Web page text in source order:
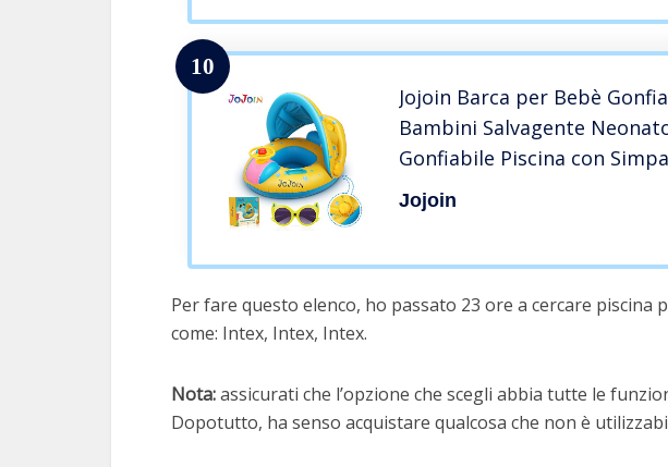
10
Jojoin Barca per Bebè
Bambini Salvagente
Gonfiabile Piscina con
Occhiali da Sole & Tettuccio
Gonfiabile per Mesi Toddler
Jojoin
Per fare questo elenco, ho passato 23 ore a cercare piscina
come: Intex, Intex, Intex.
Nota:assicurati che l’opzione che scegli abbia tutte le
Dopotutto, ha senso acquistare qualcosa che non è